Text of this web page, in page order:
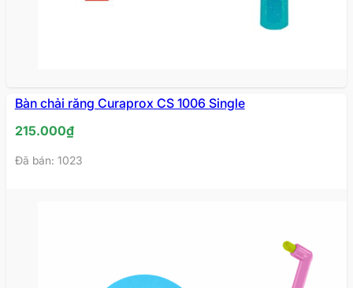
Bàn chải răng Curaprox CS 1006 Single
215.000₫
Đã bán: 1023